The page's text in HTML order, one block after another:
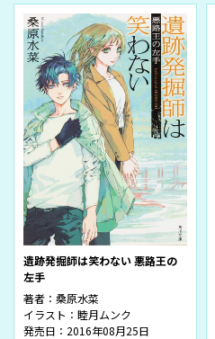
遺跡発掘師は笑わない 悪路王の
左手
著者： 桑原水菜
イラスト： 睦月ムンク
発売日：2016年08月25日